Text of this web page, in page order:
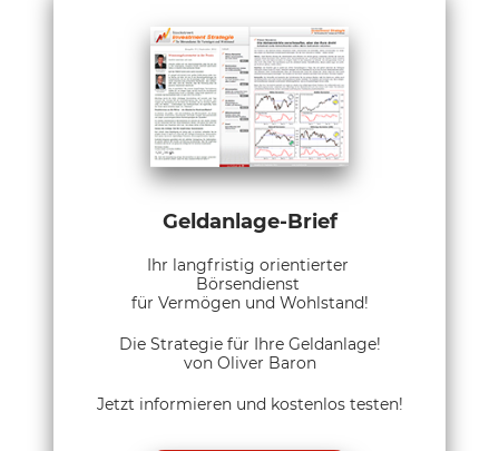
Geldanlage-Brief
Ihr langfristig orientierter
Börsendienst
für Vermögen und Wohlstand!
Die Strategie für Ihre Geldanlage!
von Oliver Baron
Jetzt informieren und kostenlos testen!